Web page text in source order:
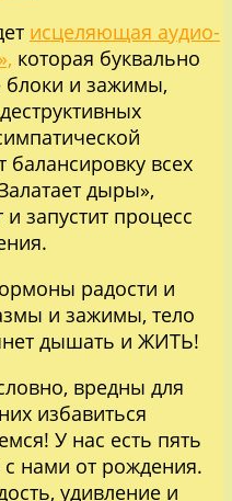
исцеляющая аудио-
которая буквально
блоки и зажимы,
балансировку всех
дыры»,
запустит процесс
радости и
и зажимы, тело
дышать и ЖИТЬ!
вредны для
избавиться
У нас есть пять
нами от рождения.
удивление и